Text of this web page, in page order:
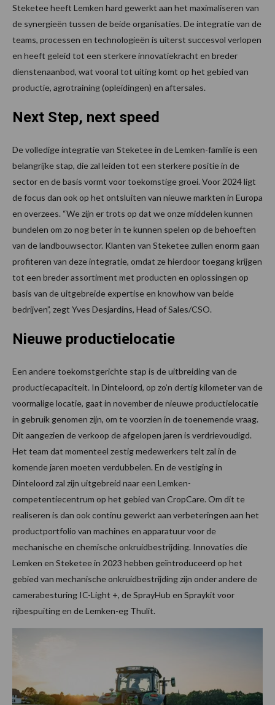
Steketee heeft Lemken hard gewerkt aan het maximaliseren van
de synergieën tussen de beide organisaties. De integratie van de
teams, processen en technologieën is uiterst succesvol verlopen
en heeft geleid tot een sterkere innovatiekracht en breder
dienstenaanbod, wat vooral tot uiting komt op het gebied van
productie, agrotraining (opleidingen) en aftersales.
Next Step, next speed
De volledige integratie van Steketee in de Lemken-familie is een
belangrijke stap, die zal leiden tot een sterkere positie in de
sector en de basis vormt voor toekomstige groei. Voor 2024 ligt
de focus dan ook op het ontsluiten van nieuwe markten in Europa
en overzees. “We zijn er trots op dat we onze middelen kunnen
bundelen om zo nog beter in te kunnen spelen op de behoeften
van de landbouwsector. Klanten van Steketee zullen enorm gaan
profiteren van deze integratie, omdat ze hierdoor toegang krijgen
tot een breder assortiment met producten en oplossingen op
basis van de uitgebreide expertise en knowhow van beide
bedrijven”, zegt Yves Desjardins, Head of Sales/CSO.
Nieuwe productielocatie
Een andere toekomstgerichte stap is de uitbreiding van de
productiecapaciteit. In Dinteloord, op zo’n dertig kilometer van de
voormalige locatie, gaat in november de nieuwe productielocatie
in gebruik genomen zijn, om te voorzien in de toenemende vraag.
Dit aangezien de verkoop de afgelopen jaren is verdrievoudigd.
Het team dat momenteel zestig medewerkers telt zal in de
komende jaren moeten verdubbelen. En de vestiging in
Dinteloord zal zijn uitgebreid naar een Lemken-
competentiecentrum op het gebied van CropCare. Om dit te
realiseren is dan ook continu gewerkt aan verbeteringen aan het
productportfolio van machines en apparatuur voor de
mechanische en chemische onkruidbestrijding. Innovaties die
Lemken en Steketee in 2023 hebben geïntroduceerd op het
gebied van mechanische onkruidbestrijding zijn onder andere de
camerabesturing IC-Light +, de SprayHub en Spraykit voor
rijbespuiting en de Lemken-eg Thulit.